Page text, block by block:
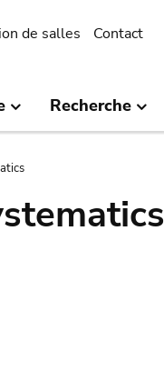
de salles Contact
Recherche